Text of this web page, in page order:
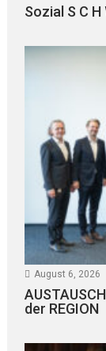
Sozial S C
August 6, 2026
der REGION